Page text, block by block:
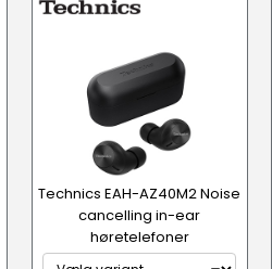
Technics EAH-AZ40M2 Noise
cancelling in-ear
høretelefoner